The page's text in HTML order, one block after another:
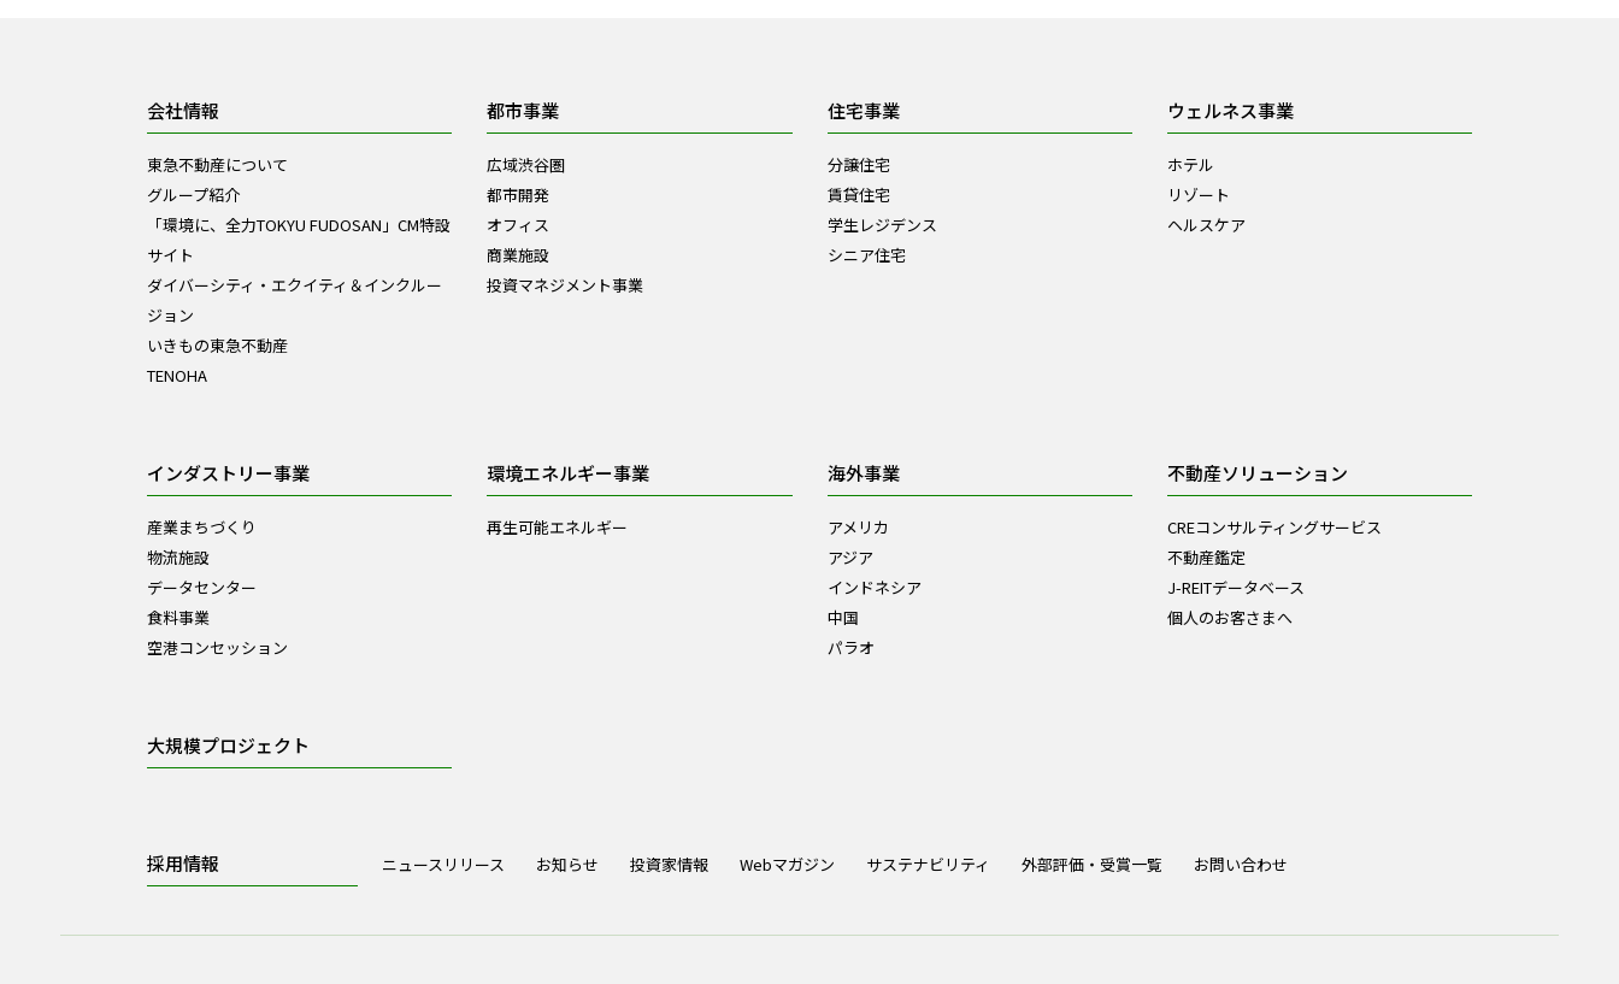
会社情報
東急不動産について
グループ紹介
「環境に、全力TOKYU FUDOSAN」CM特設
サイト
ダイバーシティ・エクイティ＆インクルー
ジョン
いきもの東急不動産
TENOHA
都市事業
広域渋谷圏
都市開発
オフィス
商業施設
投資マネジメント事業
住宅事業
分譲住宅
賃貸住宅
学生レジデンス
シニア住宅
ウェルネス事業
ホテル
リゾート
ヘルスケア
インダストリー事業
産業まちづくり
物流施設
データセンター
食料事業
空港コンセッション
環境エネルギー事業
再生可能エネルギー
海外事業
アメリカ
アジア
インドネシア
中国
パラオ
不動産ソリューション
CREコンサルティングサービス
不動産鑑定
J-REITデータベース
個人のお客さまへ
大規模プロジェクト
採用情報 ニュースリリース お知らせ 投資家情報 Webマガジン サステナビリティ 外部評価・受賞一覧 お問い合わせ